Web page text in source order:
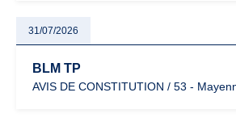
31/07/2026
BLM TP
AVIS DE CONSTITUTION / 53 -